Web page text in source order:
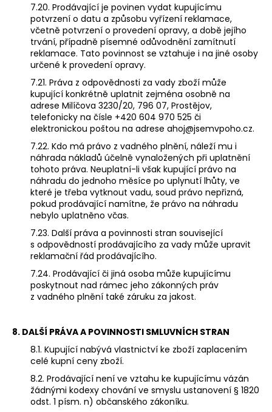
7.20. Prodávající je povinen vydat kupujícímu
potvrzení o datu a způsobu vyřízení reklamace,
včetně potvrzení o provedení opravy, a době jejího
trvání, případně písemné odůvodnění zamítnutí
reklamace. Tato povinnost se vztahuje i na jiné osoby
určené k provedení opravy.
7.21. Práva z odpovědnosti za vady zboží může
kupující konkrétně uplatnit zejména osobně na
adrese Milíčova 3230/20, 796 07, Prostějov,
telefonicky na čísle +420 604 970 525 či
elektronickou poštou na adrese ahoj@jsemvpoho.cz.
7.22. Kdo má právo z vadného plnění, náleží mu i
náhrada nákladů účelně vynaložených při uplatnění
tohoto práva. Neuplatní-li však kupující právo na
náhradu do jednoho měsíce po uplynutí lhůty, ve
které je třeba vytknout vadu, soud právo nepřizná,
pokud prodávající namítne, že právo na náhradu
nebylo uplatněno včas.
7.23. Další práva a povinnosti stran související
s odpovědností prodávajícího za vady může upravit
reklamační řád prodávajícího.
7.24. Prodávající či jiná osoba může kupujícímu
poskytnout nad rámec jeho zákonných práv
z vadného plnění také záruku za jakost.
8. DALŠÍ PRÁVA A POVINNOSTI SMLUVNÍCH STRAN
8.1. Kupující nabývá vlastnictví ke zboží zaplacením
celé kupní ceny zboží.
8.2. Prodávající není ve vztahu ke kupujícímu vázán
žádnými kodexy chování ve smyslu ustanovení § 1820
odst. 1 písm. n) občanského zákoníku.